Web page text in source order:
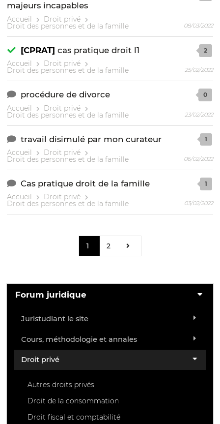
majeurs incapables
Accueil Droit privé
Droit des personnes et de la famille 08/03/2022
[CPRAT] cas pratique droit l1
Accueil Droit privé
Droit des personnes et de la famille
2
25/02/2022
procédure de divorce
Accueil Droit privé
Droit des personnes et de la famille
0
23/02/2022
travail disimulé par mon curateur
Accueil Droit privé
Droit des personnes et de la famille
1
06/02/2022
Cas pratique droit de la famille
Accueil Droit privé
Droit des personnes et de la famille
1
03/02/2022
1 2
Forum juridique
Juristudiant le site
Cours, méthodologie et annales
Droit privé
Autres droits privés
Droit de la consommation
Droit fiscal et comptabilité